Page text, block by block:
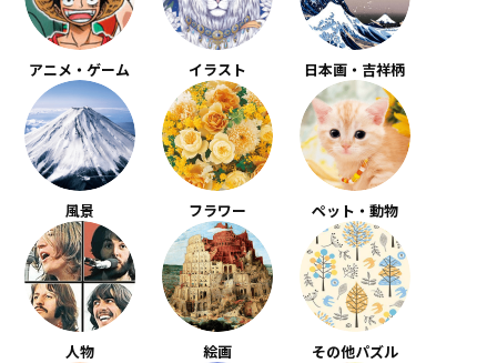
アニメ・ゲーム イラスト 日本画・吉祥柄
風景 フラワー ペット・動物
人物 絵画 その他パズル